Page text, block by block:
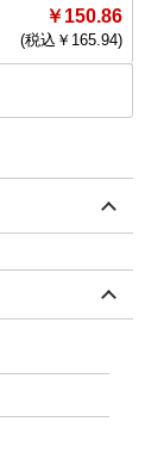
￥150.86
(税込￥ 165.94)